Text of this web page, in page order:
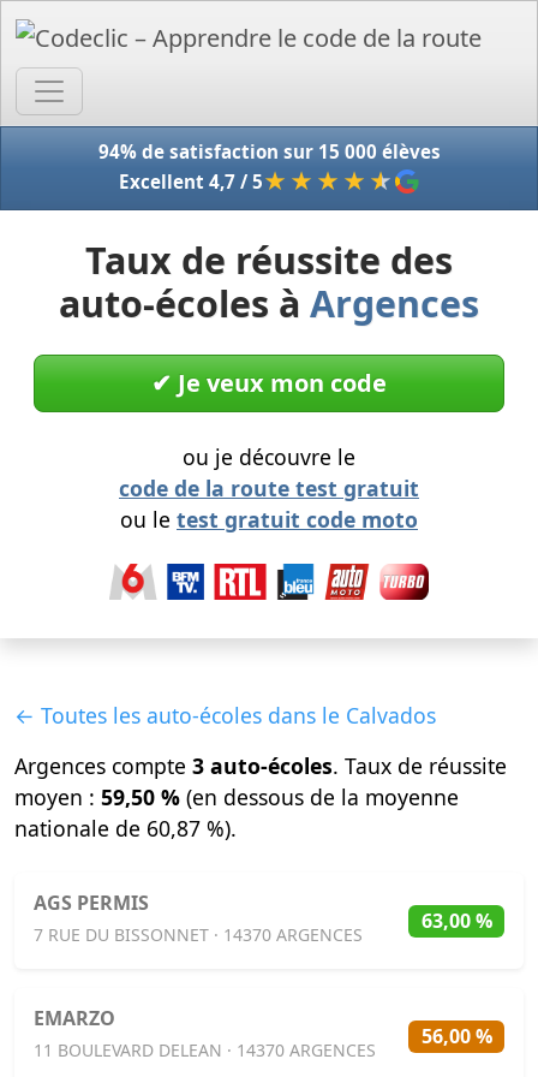
94% de satisfaction sur 15 000 élèves
Excellent 4,7 / 5★★★★ ★
Taux de réussite des
auto-écoles à Argences
✔︎ Je veux mon code
ou je découvre le
code de la route test gratuit
ou le test gratuit code moto
← Toutes les auto-écoles dans le Calvados
Argences compte 3 auto-écoles. Taux de réussite
moyen : 59,50 % (en dessous de la moyenne
nationale de 60,87 %).
AGS PERMIS
7 RUE DU BISSONNET · 14370 ARGENCES
63,00 %
EMARZO
11 BOULEVARD DELEAN · 14370 ARGENCES
56,00 %